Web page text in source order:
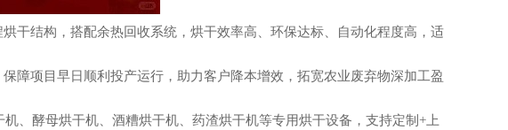
结构，搭配余热回收系统，烘干效率高、环保达标、自动化程度高，适
项目早日顺利投产运行，助力客户降本增效，拓宽农业废弃物深加工盈
酵母烘干机、酒糟烘干机、药渣烘干机等专用烘干设备，支持定制+上